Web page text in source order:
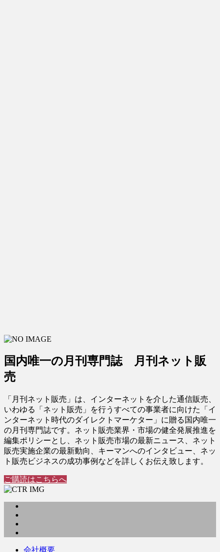
国内唯一の月刊専門誌 月刊ネット販
売
「月刊ネット販売」は、インターネットを介した通信販売、
いわゆる「ネット販売」を行うすべての事業者に向けた「イ
ンターネット時代のダイレクトマーケター」に贈る国内唯一
の月刊専門誌です。ネット販売業界・市場の健全発展推進を
編集ポリシーとし、ネット販売市場の最新ニュース、ネット
販売実施企業の最新動向、キーマンへのインタビュー、ネッ
ト販売ビジネスの成功事例などを詳しくお伝え致します。
ご購読はこちらへ
会社概要